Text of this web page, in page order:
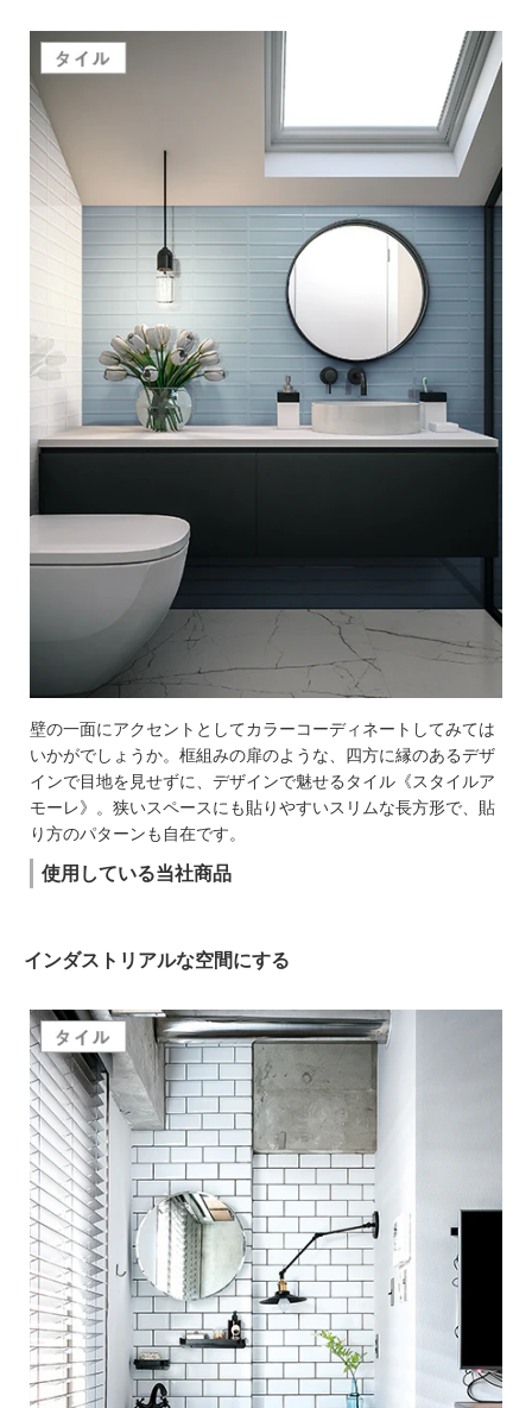
壁の一面にアクセントとしてカラーコーディネートしてみては
いかがでしょうか。框組みの扉のような、四方に縁のあるデザ
インで目地を見せずに、デザインで魅せるタイル《スタイルア
モーレ》。狭いスペースにも貼りやすいスリムな長方形で、貼
り方のパターンも自在です。
使用している当社商品
インダストリアルな空間にする